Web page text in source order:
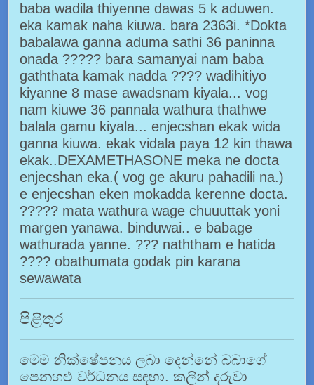
baba wadila thiyenne dawas 5 k aduwen.
eka kamak naha kiuwa. bara 2363i. *Dokta
babalawa ganna aduma sathi 36 paninna
onada ????? bara samanyai nam baba
gaththata kamak nadda ???? wadihitiyo
kiyanne 8 mase awadsnam kiyala... vog
nam kiuwe 36 pannala wathura thathwe
balala gamu kiyala... enjecshan ekak wida
ganna kiuwa. ekak vidala paya 12 kin thawa
ekak..DEXAMETHASONE meka ne docta
enjecshan eka.( vog ge akuru pahadili na.)
e enjecshan eken mokadda kerenne docta.
????? mata wathura wage chuuuttak yoni
margen yanawa. binduwai.. e babage
wathurada yanne. ??? naththam e hatida
???? obathumata godak pin karana
sewawata
පිළිතුර
මෙම නික්ෂේපනය ලබා දෙන්නේ බබාගේ
පෙනහළු වර්ධනය සඳහා. කලින් දරුවා